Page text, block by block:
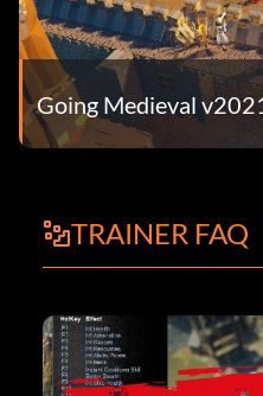
Going Medieval
TRAINER FAQ